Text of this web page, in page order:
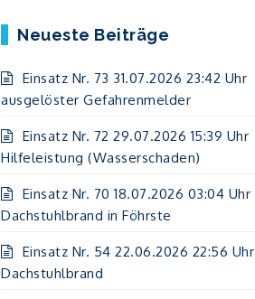
Neueste Beiträge
Einsatz Nr. 73 31.07.2026 23:42 Uhr
ausgelöster Gefahrenmelder
Einsatz Nr. 72 29.07.2026 15:39 Uhr
Hilfeleistung (Wasserschaden)
Einsatz Nr. 70 18.07.2026 03:04 Uhr
Dachstuhlbrand in Föhrste
Einsatz Nr. 54 22.06.2026 22:56 Uhr
Dachstuhlbrand